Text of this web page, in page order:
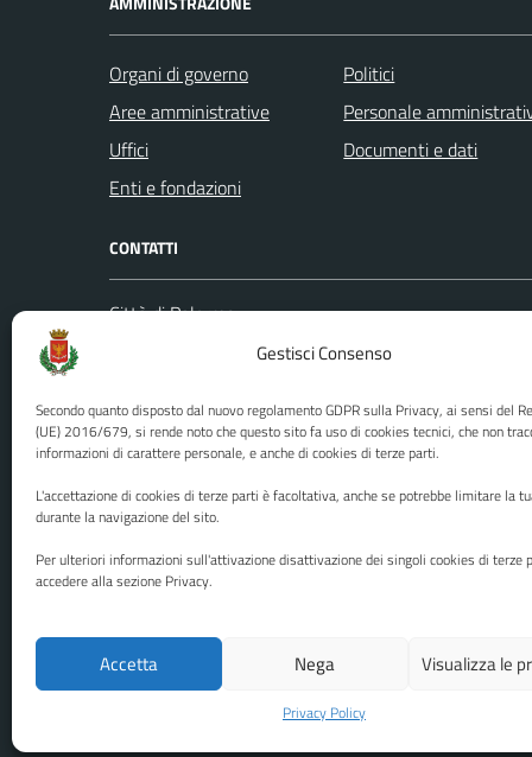
Gestisci Consenso
Secondo quanto disposto dal nuovo regolamento GDPR sulla Privacy, ai sensi del
(UE) 2016/679, si rende noto che questo sito fa uso di cookies tecnici, che non
informazioni di carattere personale, e anche di cookies di terze parti.
L'accettazione di cookies di terze parti è facoltativa, anche se potrebbe limitare la
durante la navigazione del sito.
Per ulteriori informazioni sull'attivazione disattivazione dei singoli cookies di terze
accedere alla sezione Privacy.
Accetta Nega Visualizza le
Privacy Policy
Organi di governo
Aree amministrative
Uffici
Enti e fondazioni
Politici
Personale
Documenti e dati
CONTATTI
Città di Palermo
Codice fiscale / P. IVA:80016350821
U.O. Ufficio Relazioni con il Pubblico
(URP)
Numero verde: 0917401111
PEC:protocollo@cert.comune.palermo.it
Leggi le
Media policy
Mappa del sito